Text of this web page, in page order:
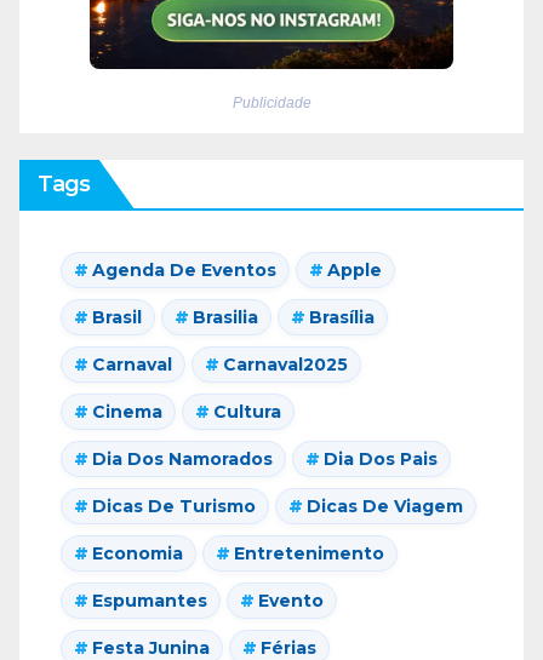
Publicidade
Tags
Agenda De Eventos Apple
Brasil Brasilia Brasília
Carnaval Carnaval2025
Cinema Cultura
Dia Dos Namorados Dia Dos Pais
Dicas De Turismo Dicas De Viagem
Economia Entretenimento
Espumantes Evento
Festa Junina Férias